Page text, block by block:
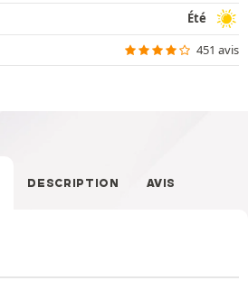
Été
451 avis
DESCRIPTION AVIS